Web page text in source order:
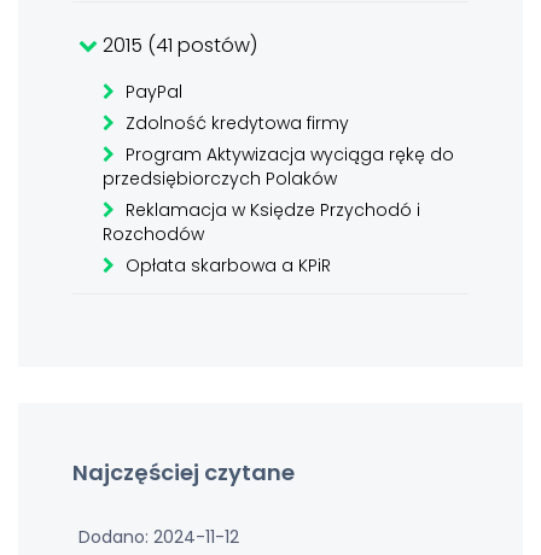
2015 (41 postów)
PayPal
Zdolność kredytowa firmy
Program Aktywizacja wyciąga rękę do
przedsiębiorczych Polaków
Reklamacja w Księdze Przychodó i
Rozchodów
Opłata skarbowa a KPiR
Najczęściej czytane
Dodano: 2024-11-12